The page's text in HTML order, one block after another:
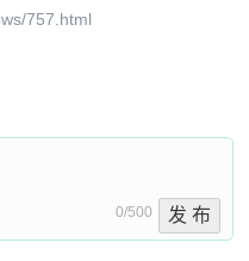
ujcms 2026-07-14 15:17
757.html
0/500 发 布